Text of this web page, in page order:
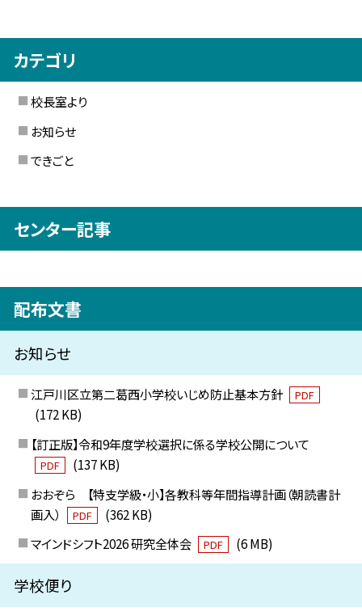
カテゴリ
校長室より
お知らせ
できごと
センター記事
配布文書
お知らせ
江戸川区立第二葛西小学校いじめ防止基本方針 PDF
(172 KB)
【訂正版】令和9年度学校選択に係る学校公開について
PDF
(137 KB)
おおぞら 【特支学級・小】各教科等年間指導計画（朝読書計
画入）
PDF
(362 KB)
マインドシフト2026 研究全体会
PDF (6 MB)
学校便り